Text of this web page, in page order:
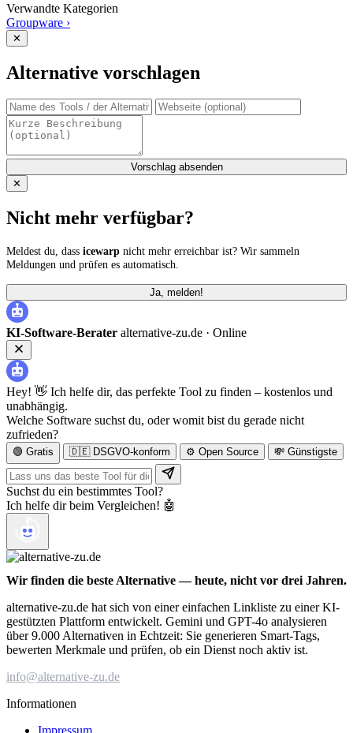
Verwandte Kategorien
Groupware ›
✕
Alternative vorschlagen
Vorschlag absenden
✕
Nicht mehr verfügbar?
Meldest du, dass icewarp nicht mehr erreichbar ist? Wir sammeln
Meldungen und prüfen es automatisch.
Ja, melden!
KI-Software-Berater alternative-zu.de · Online
Hey! 👋 Ich helfe dir, das perfekte Tool zu finden – kostenlos und
unabhängig.
Welche Software suchst du, oder womit bist du gerade nicht
zufrieden?
🟢 Gratis 🇩🇪 DSGVO-konform ⚙️ Open Source 💸 Günstigste
Suchst du ein bestimmtes Tool?
Ich helfe dir beim Vergleichen! 🤖
Wir finden die beste Alternative — heute, nicht vor drei Jahren.
alternative-zu.de hat sich von einer einfachen Linkliste zu einer KI-
gestützten Plattform entwickelt. Gemini und GPT-4o analysieren
über 9.000 Alternativen in Echtzeit: Sie generieren Smart-Tags,
bewerten Merkmale und prüfen, ob ein Dienst noch aktiv ist.
info@alternative-zu.de
Informationen